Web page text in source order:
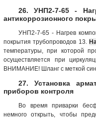
26. УНП2-7-65 -
антикоррозионного
УНП2-7-65 - Нагрев
покрытия трубопроводов 13.
температуры, при которой
осуществляется при
ВНИМАНИЕ! Шланг с меткой
27. Установка
приборов контроля
Во время приварки
немного открыть, чтобы